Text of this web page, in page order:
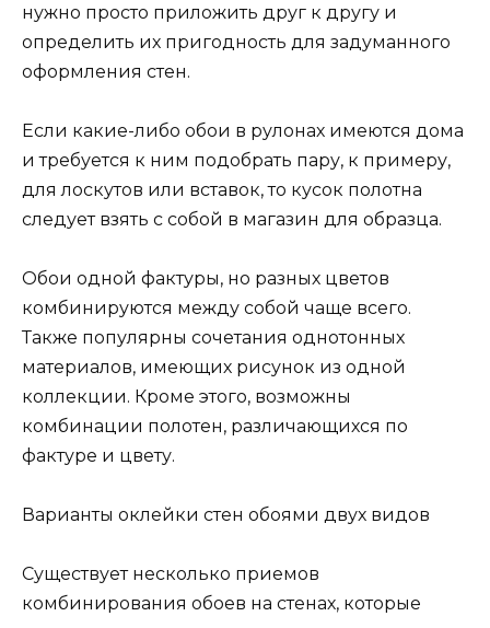
нужно просто приложить друг к другу и
определить их пригодность для задуманного
оформления стен.
Если какие-либо обои в рулонах имеются дома
и требуется к ним подобрать пару, к примеру,
для лоскутов или вставок, то кусок полотна
следует взять с собой в магазин для образца.
Обои одной фактуры, но разных цветов
комбинируются между собой чаще всего.
Также популярны сочетания однотонных
материалов, имеющих рисунок из одной
коллекции. Кроме этого, возможны
комбинации полотен, различающихся по
фактуре и цвету.
Варианты оклейки стен обоями двух видов
Существует несколько приемов
комбинирования обоев на стенах, которые